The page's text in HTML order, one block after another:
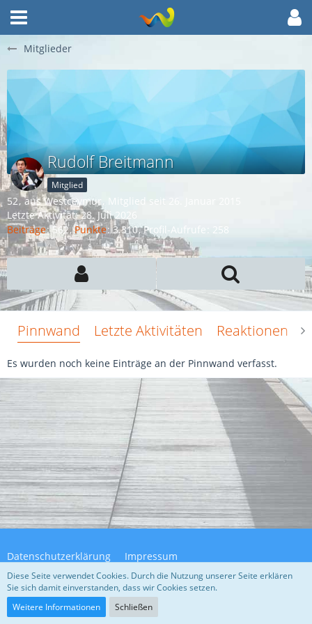
Mitglieder
Rudolf Breitmann
Mitglied
52 aus Westceymur
Mitglied seit 26. Januar 2015
Letzte Aktivität:28. Juli 2026
Beiträge 562 Punkte 3.310 Profil-Aufrufe 258
Pinnwand Letzte Aktivitäten Reaktionen
Es wurden noch keine Einträge an der Pinnwand verfasst.
Datenschutzerklärung Impressum
Community-Software:
Diese Seite verwendet Cookies. Durch die Nutzung unserer Seite erklären
Sie sich damit einverstanden, dass wir Cookies setzen.
Weitere Informationen
Schließen